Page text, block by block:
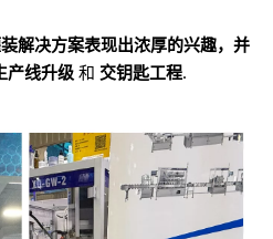
解决方案表现出浓厚的兴趣，并
产线升级 和 交钥匙工程.